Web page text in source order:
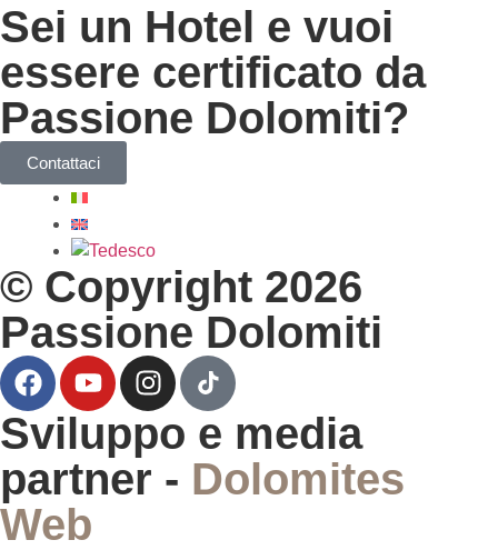
Sei un Hotel e vuoi
essere certificato da
Passione Dolomiti?
Contattaci
© Copyright 2026
Passione Dolomiti
Sviluppo e media
partner - Dolomites
Web